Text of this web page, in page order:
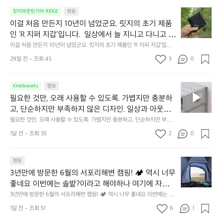
의
휴
식
에
도
이
중
인
차
안
서
도
구
나
잠
에
기
까
☺️
미
니
미
멀
👌🏼
릿지마운틴기어 RIDGE 캠핑
이걸 처음 만든지 10년이 넘었군요. 릿지의 초기 제품
인 ‘R 지퍼 지갑’입니다.  일상에서 늘 지니고 다니고 싶
어지는 물건에는 크기, 무게, 형태, 색감 사이의 아주 미
묘한 밸런스가 존재합니다.  예를 들자면 일에 집중하
느라 책상 위 가장자리에 대충 걸쳐 놓아도 시야에 걸
는 균형감에서 출발했습니다.  그중에서도 슬림함에 철
저히 집착했습니다. 튼튼한 내구도와 넉넉한 수납력을
해치치 않는 선에서, 가장 가볍고 얇게 설계했습니다.
이 디자인과 사용감은, 꼭 직접 손으로 만져보며 경험
해 보시기를 바랍니다.
이걸 처음 만든지 10년이 넘었군요. 릿지의 초기 제품인 ‘R 지퍼 지갑’입니
다.  일상에서 늘 지니고 다니고 싶어지는 물건에는 크기, 무게, 형태, 색감
사이의 아주 미묘한 밸런스가 존재합니다.  예를 들자면 일에 집중하느라 책
철저히 집착했습니다. 튼튼한 내구도와 넉넉한 수납력을 해치치 않는 선에
서, 가장 가볍고 얇게 설계했습니다.  이 디자인과 사용감은, 꼭 직접 손으로
만져보며 경험해 보시기를 바랍니다.
이
걸
처
음
든
0
년
이
넘
군
지
의
초
기
품
29일 전 조회 45 3 0
Kineticworks 캠핑
필요한 것만, 오래 사용할 수 있도록. 가볍지만 충분하
고, 단순하지만 부족하지 않은 디자인. 일상과 아웃도
어의 경계를 자연스럽게 이어주는 RIDGE MOUNTAIN
GEAR. 키네틱웍스에서 만나보세요.
필요한 것만, 오래 사용할 수 있도록. 가볍지만 충분하고, 단순하지만 부족하
지 않은 디자인. 일상과 아웃도어의 경계를 자연스럽게 이어주는 RIDGE M
OUNTAIN GEAR. 키네틱웍스에서 만나보세요.
필
요
한
것
오
용
할
수
있
록.
1달 전 조회 35 2 0
캠핑
3년만에 방문한 6월의 서포리해변 캠핑! 🏕 역시 너무
좋네요 이번에는 솔밭?이라고 해야하나 여기에 자리를
잡았는데 정말 시원하고 경치도 좋네요  서해치고 물도
맑은편, 아이들도 놀기 좋고 1박 2일은 넘 짧게 느껴지
네요  .1박 1동 1만원 (수금은 7시쯤, 동네에서 관리) .수
3년만에 방문한 6월의 서포리해변 캠핑! 🏕 역시 너무 좋네요 이번에는 솔
밭?이라고 해야하나 여기에 자리를 잡았는데 정말 시원하고 경치도 좋네요
서해치고 물도 맑은편, 아이들도 놀기 좋고 1박 2일은 넘 짧게 느껴지네요  .
년
만
에
문
1달 전 조회 51 6 1